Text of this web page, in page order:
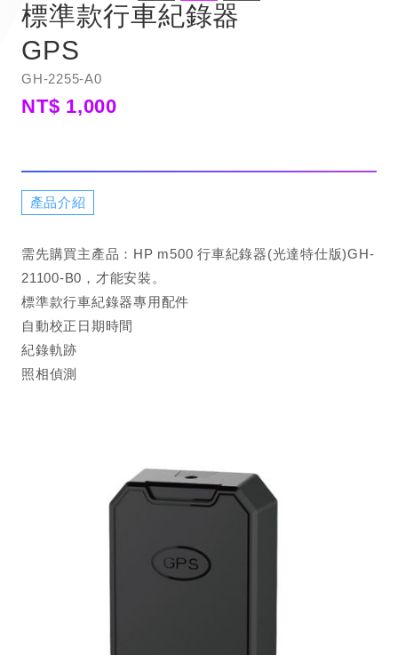
標準款行車紀錄器
GPS
GH-2255-A0
NT$ 1,000
產品介紹
需先購買主產品：HP m500 行車紀錄器(光達特仕版)GH-
21100-B0，才能安裝。
標準款行車紀錄器專用配件
自動校正日期時間
紀錄軌跡
照相偵測